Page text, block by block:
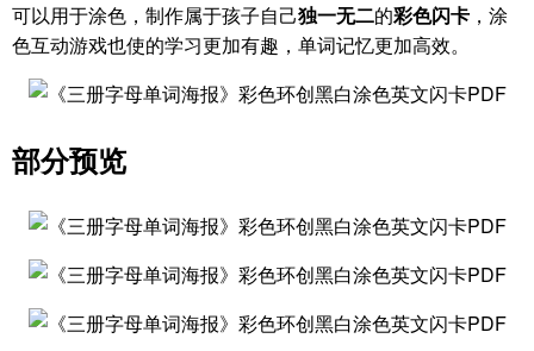
可以用于涂色，制作属于孩子自己独一无二的彩色闪卡 ，涂
色互动游戏也使的学习更加有趣，单词记忆更加高效。
部分预览